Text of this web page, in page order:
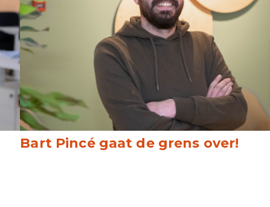
Bart Pincé gaat de grens over!